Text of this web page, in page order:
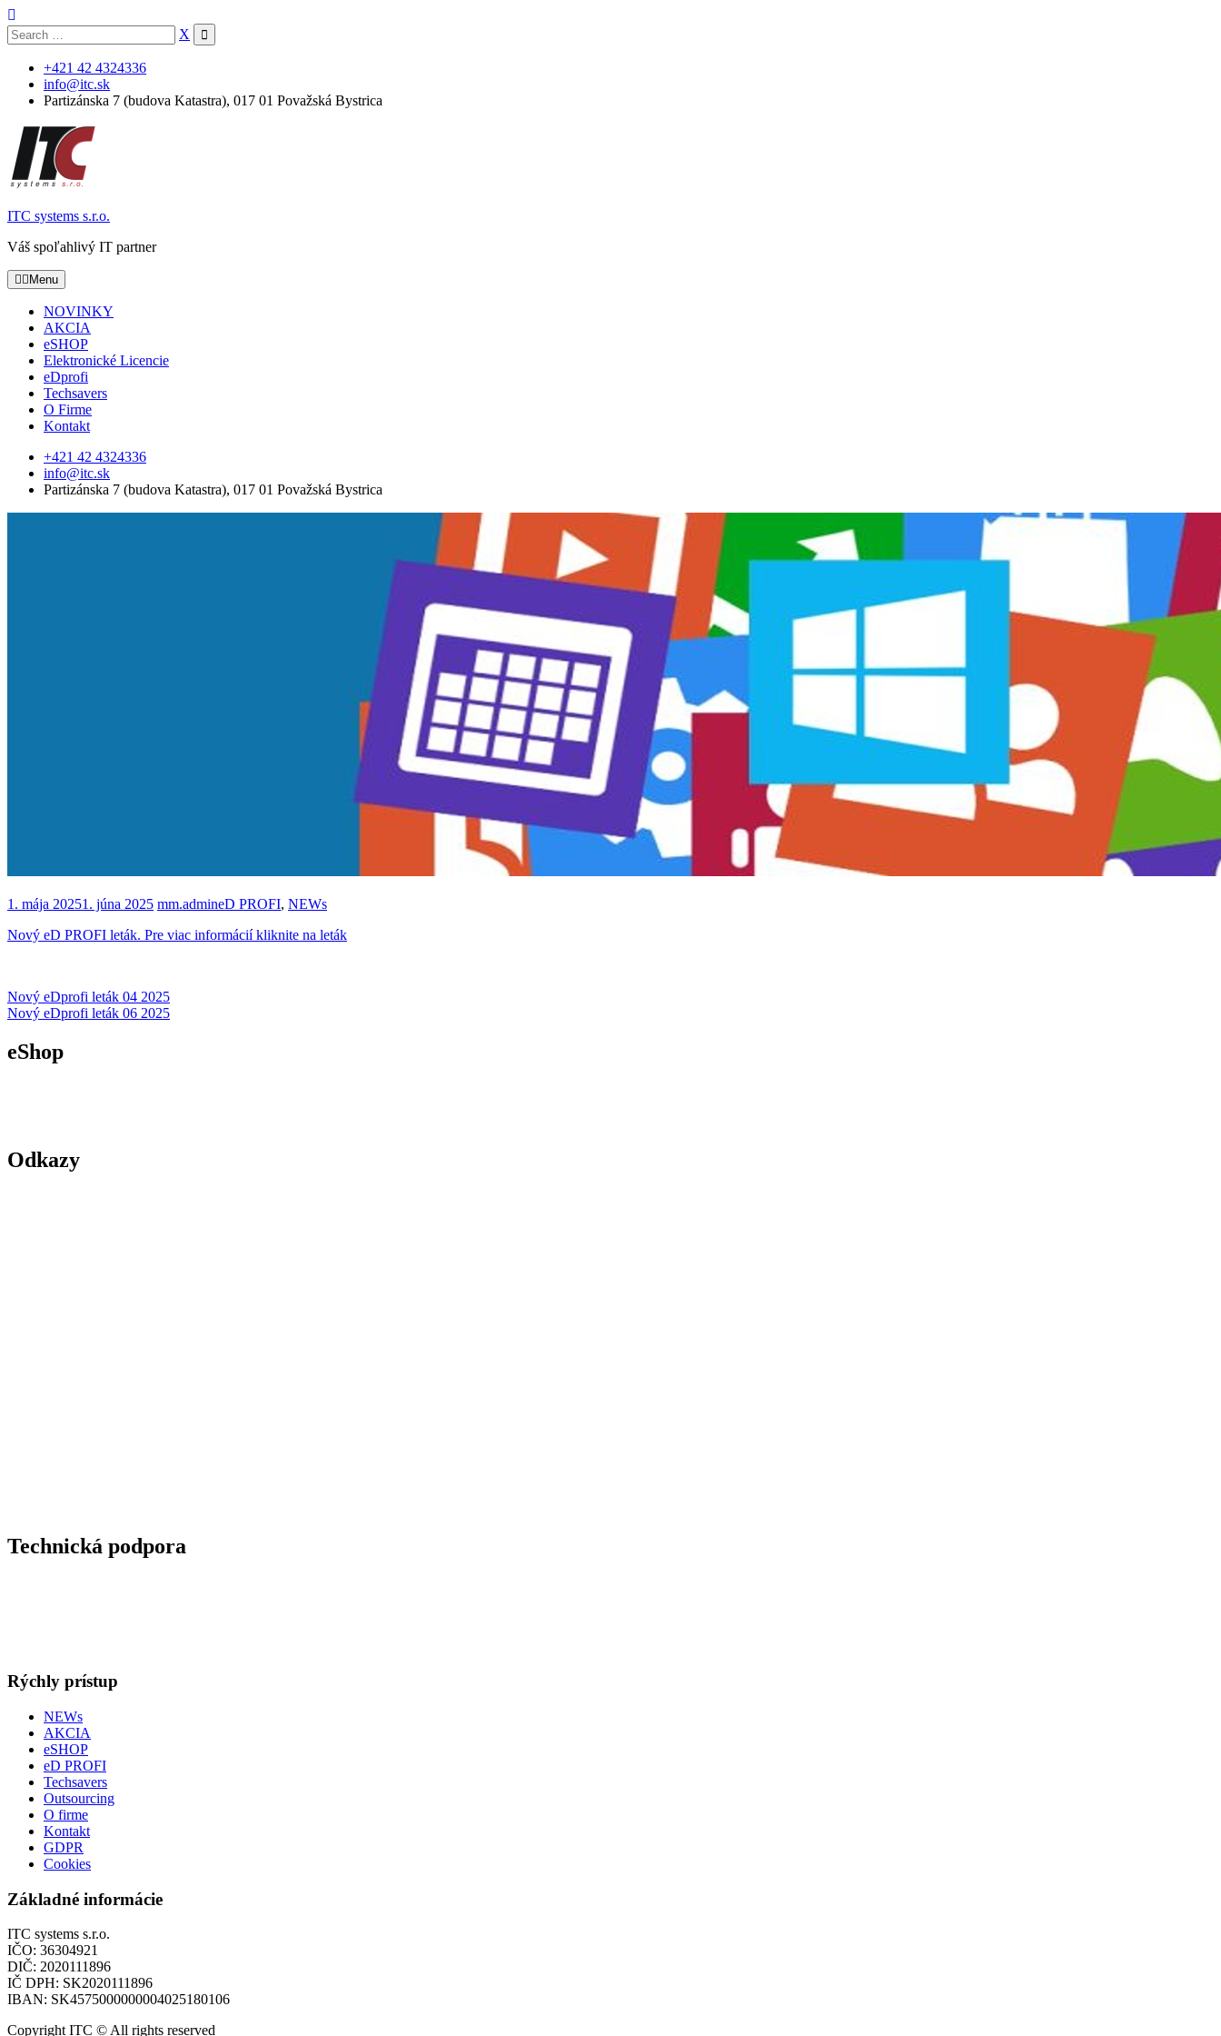
Skip
to
content
Search
for:
X
+421 42 4324336
info@itc.sk
Partizánska 7 (budova Katastra), 017 01 Považská Bystrica
ITC systems s.r.o.
Váš spoľahlivý IT partner
Menu
NOVINKY
AKCIA
eSHOP
Elektronické Licencie
eDprofi
Techsavers
O Firme
Kontakt
+421 42 4324336
info@itc.sk
Partizánska 7 (budova Katastra), 017 01 Považská Bystrica
1. mája 20251. júna 2025 mm.admineD PROFI, NEWs
Nový eD PROFI leták. Pre viac informácií kliknite na leták
Navigácia
v
článku
Nový eDprofi leták 04 2025
Nový eDprofi leták 06 2025
eShop
Odkazy
Technická podpora
Rýchly prístup
NEWs
AKCIA
eSHOP
eD PROFI
Techsavers
Outsourcing
O firme
Kontakt
GDPR
Cookies
Základné informácie
ITC systems s.r.o.
IČO: 36304921
DIČ: 2020111896
IČ DPH: SK2020111896
IBAN: SK4575000000004025180106
Copyright ITC © All rights reserved